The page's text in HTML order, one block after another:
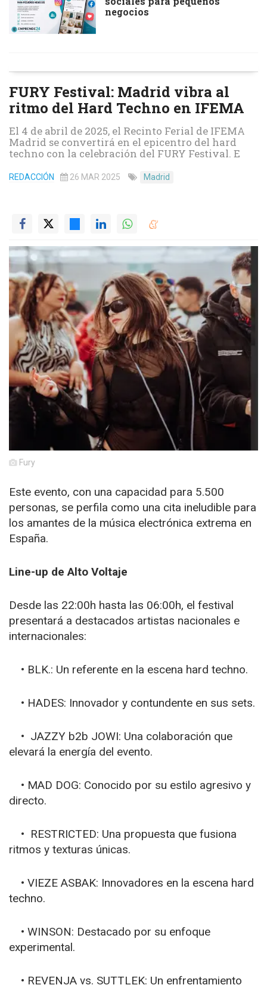
negocios
FURY Festival: Madrid vibra al
ritmo del Hard Techno en IFEMA
El 4 de abril de 2025, el Recinto Ferial de IFEMA
Madrid se convertirá en el epicentro del hard
techno con la celebración del FURY Festival. E
REDACCIÓN 26 MAR 2025 Madrid
Fury
Este evento, con una capacidad para 5.500
personas, se perfila como una cita ineludible para
los amantes de la música electrónica extrema en
España.
Line-up de Alto Voltaje
Desde las 22:00h hasta las 06:00h, el festival
presentará a destacados artistas nacionales e
internacionales:
• BLK.: Un referente en la escena hard techno.
• HADES: Innovador y contundente en sus sets.
• JAZZY b2b JOWI: Una colaboración que
elevará la energía del evento.
• MAD DOG: Conocido por su estilo agresivo y
directo.
• RESTRICTED: Una propuesta que fusiona
ritmos y texturas únicas.
• VIEZE ASBAK: Innovadores en la escena hard
techno.
• WINSON: Destacado por su enfoque
experimental.
• REVENJA vs. SUTTLEK: Un enfrentamiento